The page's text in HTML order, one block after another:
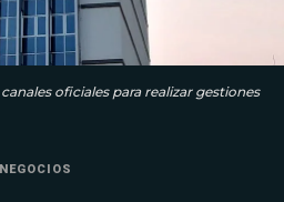
oficiales para realizar gestiones
NEGOCIOS